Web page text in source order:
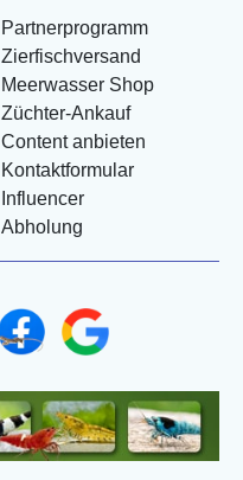
Partnerprogramm
Zierfischversand
Meerwasser Shop
Züchter-Ankauf
Content anbieten
Kontaktformular
Influencer
Abholung